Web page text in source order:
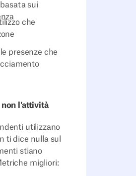
sui
che
presenze che
l'attività
utilizzano
ti dice nulla sul
stiano
migliori: